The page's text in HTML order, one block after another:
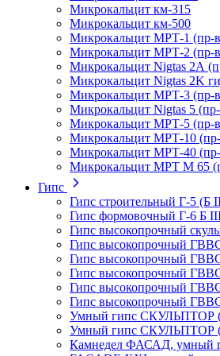
Микрокальцит км-315
Микрокальцит км-500
Микрокальцит МРТ-1 (пр-
Микрокальцит МРТ-2 (пр-
Микрокальцит Nigtas 2А
Микрокальцит Nigtas 2K
Микрокальцит МРТ-3 (пр-
Микрокальцит Nigtas 5
Микрокальцит МРТ-5 (пр-
Микрокальцит МРТ-10
Микрокальцит МРТ-40
Микрокальцит МРТ М 65
Гипс
Гипс строительный Г-5 (Б
Гипс формовочный Г-6 Б
Гипс высокопрочный
Гипс высокопрочный
Гипс высокопрочный
Гипс высокопрочный
Гипс высокопрочный
Гипс высокопрочный
Умный гипс СКУЛЬПТОР
Умный гипс СКУЛЬПТОР
Камнедел ФАСАД, умный